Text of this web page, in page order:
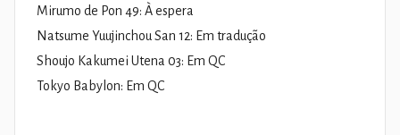
Mirumo de Pon 49: À espera
Natsume Yuujinchou San 12: Em tradução
Shoujo Kakumei Utena 03: Em QC
Tokyo Babylon: Em QC